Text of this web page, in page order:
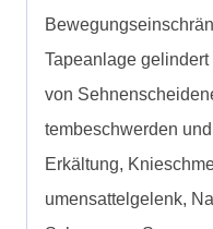
Tapeanlage
von
tembeschwerden und
Erkältung,
umensattelgelenk,